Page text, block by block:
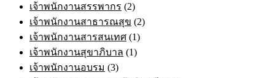
เจ้าพนักงานสรรพากร (2)
เจ้าพนักงานสาธารณสุข (2)
เจ้าพนักงานสารสนเทศ (1)
เจ้าพนักงานสุขาภิบาล (1)
เจ้าพนักงานอบรม (3)